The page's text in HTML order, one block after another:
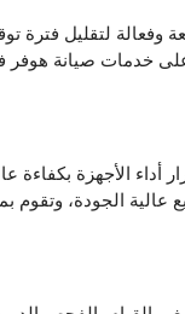
لتقليل فترة
خدمات صيانة هوفر
الأجهزة بكفاءة
الجودة،